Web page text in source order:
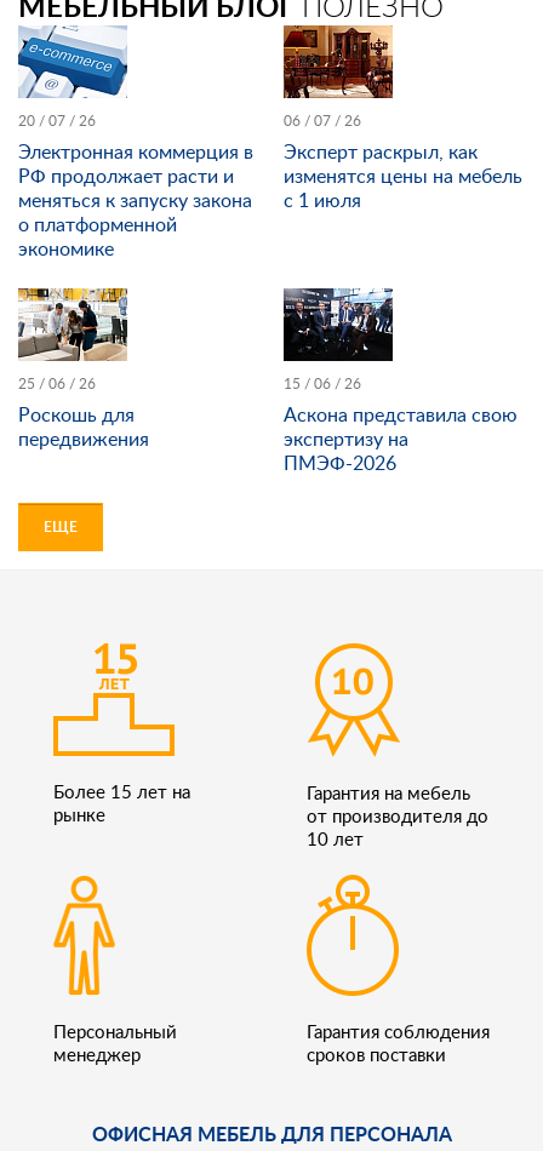
20 / 07 / 26
Электронная коммерция в
РФ продолжает расти и
меняться к запуску закона
о платформенной
экономике
06 / 07 / 26
Эксперт раскрыл, как
изменятся цены на мебель
с 1 июля
25 / 06 / 26
Роскошь для
передвижения
15 / 06 / 26
Аскона представила свою
экспертизу на
ПМЭФ-2026
ЕЩЕ
Более 15 лет на
рынке
Гарантия на мебель
от производителя до
10 лет
Персональный
менеджер
Гарантия соблюдения
сроков поставки
ОФИСНАЯ МЕБЕЛЬ ДЛЯ ПЕРСОНАЛА